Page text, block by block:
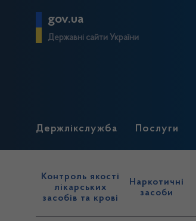
gov.ua
Державні сайти України
Держлікслужба Послуги
Контроль якості
лікарських
засобів та крові
Наркотичні
засоби